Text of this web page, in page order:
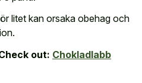
litet kan orsaka obehag och
out: Chokladlabb